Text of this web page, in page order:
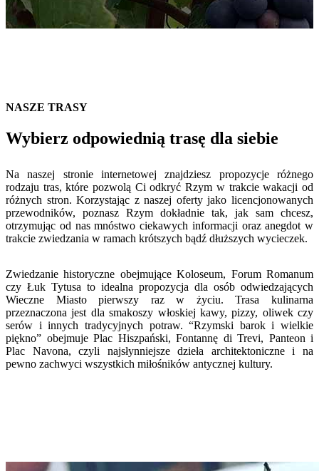
NASZE TRASY
Wybierz odpowiednią trasę dla siebie
Na naszej stronie internetowej znajdziesz propozycje różnego
rodzaju tras, które pozwolą Ci odkryć Rzym w trakcie wakacji od
różnych stron. Korzystając z naszej oferty jako licencjonowanych
przewodników, poznasz Rzym dokładnie tak, jak sam chcesz,
otrzymując od nas mnóstwo ciekawych informacji oraz anegdot w
trakcie zwiedzania w ramach krótszych bądź dłuższych wycieczek.
Zwiedzanie historyczne obejmujące Koloseum, Forum Romanum
czy Łuk Tytusa to idealna propozycja dla osób odwiedzających
Wieczne Miasto pierwszy raz w życiu. Trasa kulinarna
przeznaczona jest dla smakoszy włoskiej kawy, pizzy, oliwek czy
serów i innych tradycyjnych potraw. “Rzymski barok i wielkie
piękno” obejmuje Plac Hiszpański, Fontannę di Trevi, Panteon i
Plac Navona, czyli najsłynniejsze dzieła architektoniczne i na
pewno zachwyci wszystkich miłośników antycznej kultury.